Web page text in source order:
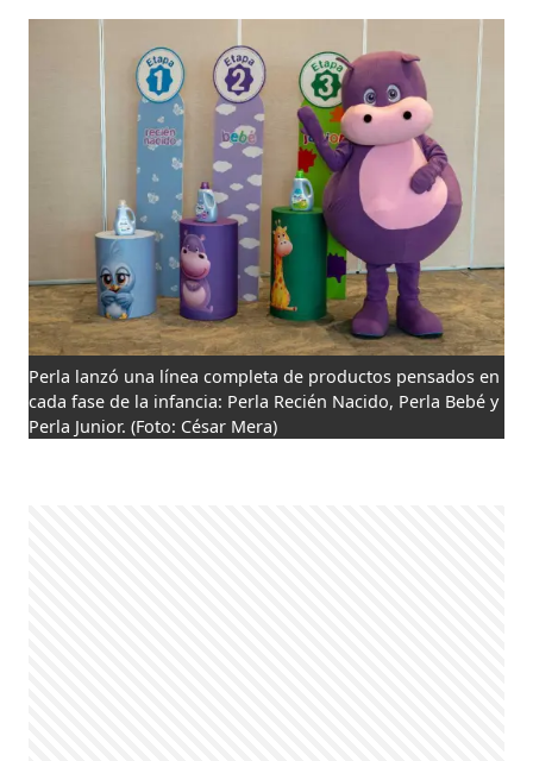
Perla lanzó una línea completa de productos pensados en
cada fase de la infancia: Perla Recién Nacido, Perla Bebé y
Perla Junior. (Foto: César Mera)